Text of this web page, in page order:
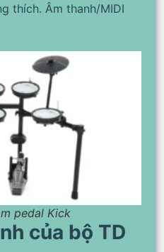
thích. Âm thanh/MIDI
pedal Kick
của bộ TD